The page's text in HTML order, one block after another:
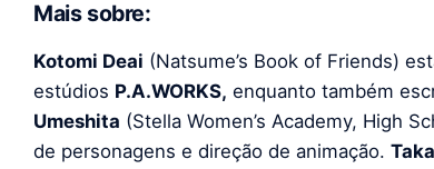
Mais sobre:
Kotomi Deai (Natsume’s Book of Friends)
estúdios P.A.WORKS, enquanto também
Umeshita (Stella Women’s Academy, High
de personagens e direção de animação.